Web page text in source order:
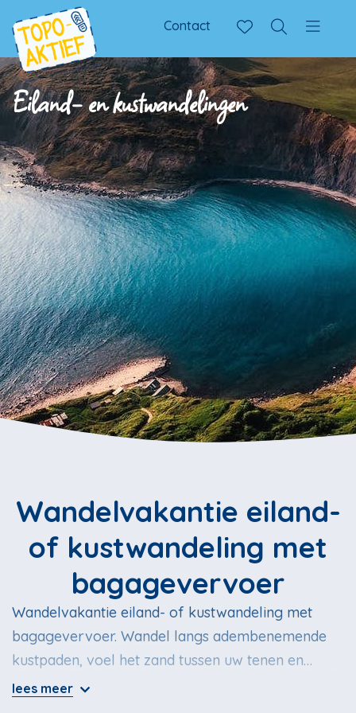
Contact
Eiland- en kustwandelingen
Wandelvakantie eiland-
of kustwandeling met
bagagevervoer
Wandelvakantie eiland- of kustwandeling met
bagagevervoer. Wandel langs adembenemende
kustpaden, voel het zand tussen uw tenen en
geniet van de verfrissende zeebries. Of verken de
lees meer